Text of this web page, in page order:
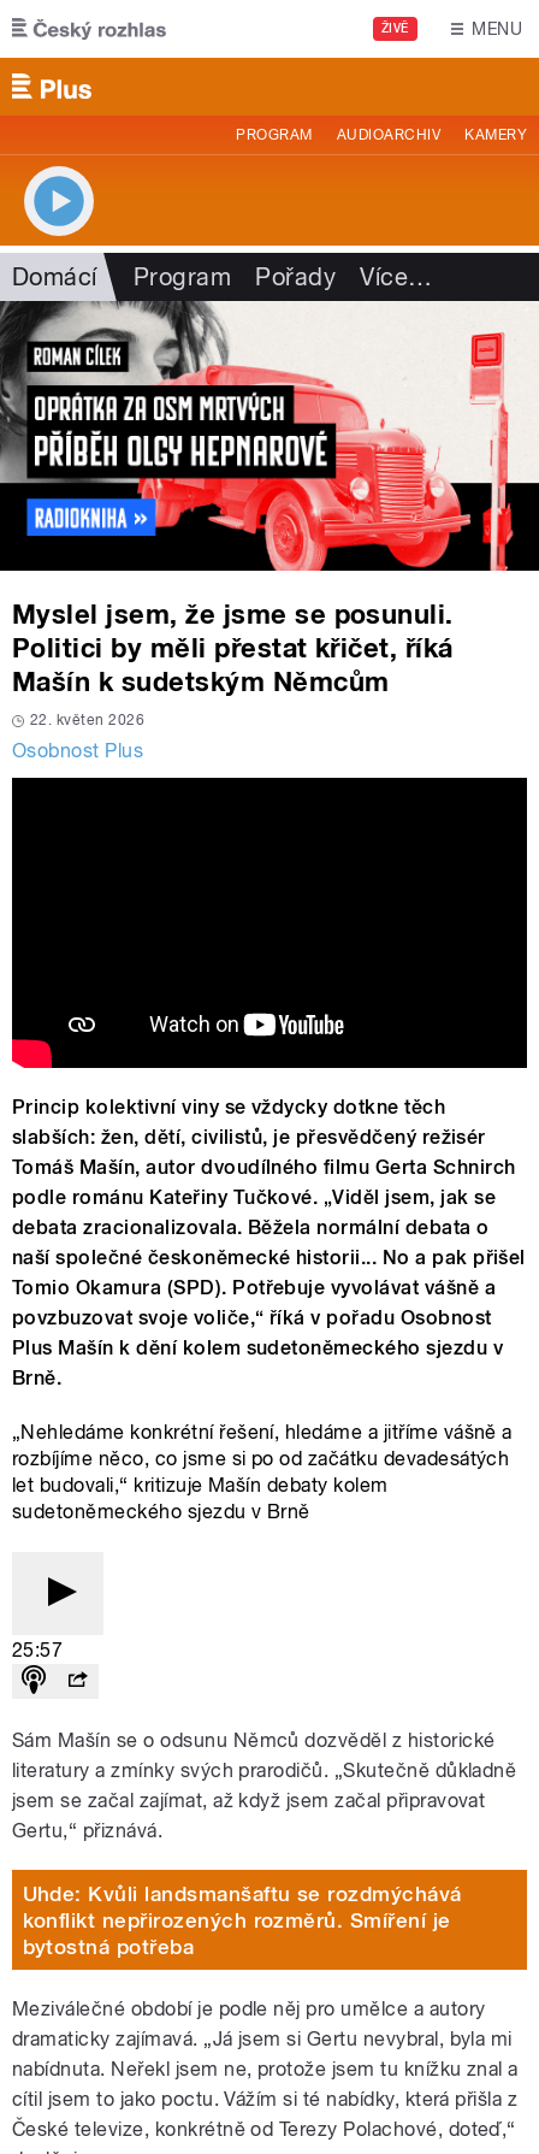
Přejít k hlavnímu obsahu
ŽIVĚ MENU
PROGRAM AUDIOARCHIV KAMERY
Domácí Program Pořady Více…
Myslel jsem, že jsme se posunuli.
Politici by měli přestat křičet, říká
Mašín k sudetským Němcům
22. květen 2026
Osobnost Plus
Princip kolektivní viny se vždycky dotkne těch
slabších: žen, dětí, civilistů, je přesvědčený režisér
Tomáš Mašín, autor dvoudílného filmu Gerta Schnirch
podle románu Kateřiny Tučkové. „Viděl jsem, jak se
debata zracionalizovala. Běžela normální debata o
naší společné českoněmecké historii... No a pak přišel
Tomio Okamura (SPD). Potřebuje vyvolávat vášně a
povzbuzovat svoje voliče,“ říká v pořadu Osobnost
Plus Mašín k dění kolem sudetoněmeckého sjezdu v
Brně.
„Nehledáme konkrétní řešení, hledáme a jitříme vášně a
rozbíjíme něco, co jsme si po od začátku devadesátých
let budovali,“ kritizuje Mašín debaty kolem
sudetoněmeckého sjezdu v Brně
25:57
Sám Mašín se o odsunu Němců dozvěděl z historické
literatury a zmínky svých prarodičů. „Skutečně důkladně
jsem se začal zajímat, až když jsem začal připravovat
Gertu,“ přiznává.
Uhde: Kvůli landsmanšaftu se rozdmýchává
konflikt nepřirozených rozměrů. Smíření je
bytostná potřeba
Meziválečné období je podle něj pro umělce a autory
dramaticky zajímavá. „Já jsem si Gertu nevybral, byla mi
nabídnuta. Neřekl jsem ne, protože jsem tu knížku znal a
cítil jsem to jako poctu. Vážím si té nabídky, která přišla z
České televize, konkrétně od Terezy Polachové, doteď,“